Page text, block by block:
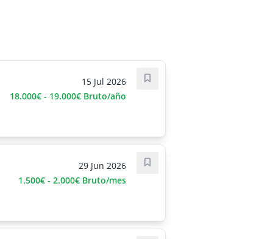
15 Jul 2026
18.000€ - 19.000€ Bruto/año
Save job
29 Jun 2026
1.500€ - 2.000€ Bruto/mes
Save job